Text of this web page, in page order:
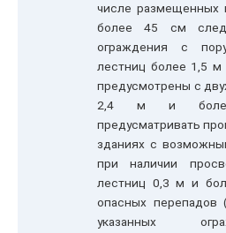
числе размещенных
более 45 см
ограждения с
лестниц более 1,5
предусмотрены с
2,4 м и
предусматривать
зданиях с
при наличии
лестниц 0,3 м и
опасных
указанных